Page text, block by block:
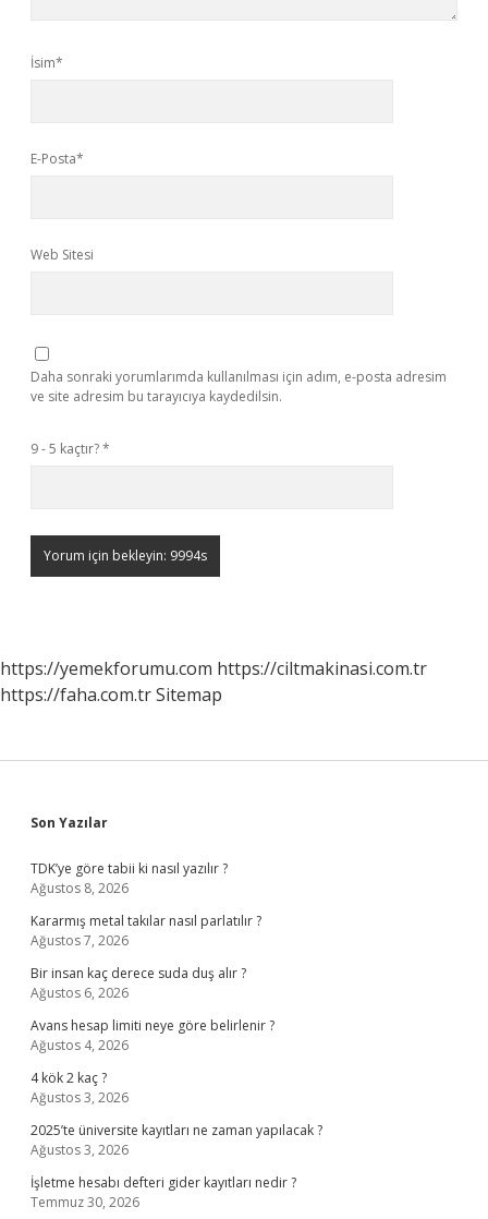
İsim*
E-Posta*
Web Sitesi
Daha sonraki yorumlarımda kullanılması için adım, e-posta adresim
ve site adresim bu tarayıcıya kaydedilsin.
9 - 5 kaçtır?*
https://yemekforumu.com https://ciltmakinasi.com.tr
https://faha.com.trSitemap
Sidebar
Son Yazılar
TDK’ye göre tabii ki nasıl yazılır ?
Ağustos 8, 2026
Kararmış metal takılar nasıl parlatılır ?
Ağustos 7, 2026
Bir insan kaç derece suda duş alır ?
Ağustos 6, 2026
Avans hesap limiti neye göre belirlenir ?
Ağustos 4, 2026
4 kök 2 kaç ?
Ağustos 3, 2026
2025’te üniversite kayıtları ne zaman yapılacak ?
Ağustos 3, 2026
İşletme hesabı defteri gider kayıtları nedir ?
Temmuz 30, 2026